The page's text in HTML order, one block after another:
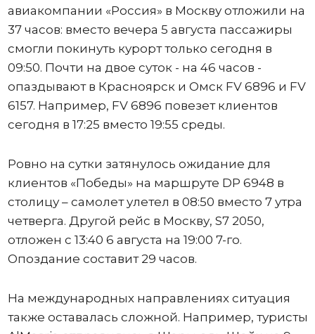
авиакомпании «Россия» в Москву отложили на
37 часов: вместо вечера 5 августа пассажиры
смогли покинуть курорт только сегодня в
09:50. Почти на двое суток - на 46 часов -
опаздывают в Красноярск и Омск FV 6896 и FV
6157. Например, FV 6896 повезет клиентов
сегодня в 17:25 вместо 19:55 среды.
Ровно на сутки затянулось ожидание для
клиентов «Победы» на маршруте DP 6948 в
столицу – самолет улетел в 08:50 вместо 7 утра
четверга. Другой рейс в Москву, S7 2050,
отложен с 13:40 6 августа на 19:00 7-го.
Опоздание составит 29 часов.
На международных направлениях ситуация
также оставалась сложной. Например, туристы